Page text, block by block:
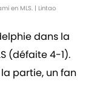
en MLS. | Lintao
dans la
(défaite 4-1).
partie, un fan